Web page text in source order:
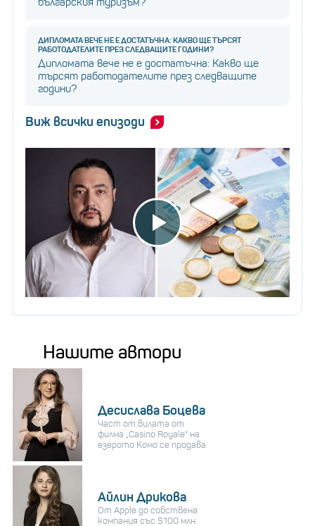
ДИПЛОМАТА ВЕЧЕ НЕ Е ДОСТАТЪЧНА: КАКВО ЩЕ ТЪРСЯТ
РАБОТОДАТЕЛИТЕ ПРЕЗ СЛЕДВАЩИТЕ ГОДИНИ?
Дипломата вече не е достатъчна: Какво ще
търсят работодателите през следващите
години?
Виж всички епизоди
Нашите автори
Десислава Боцева
Част от вилата от
филма „Casino Royale“ на
езерото Комо се продава
Айлин Дрикова
От Apple до собствена
компания със $100 млн.